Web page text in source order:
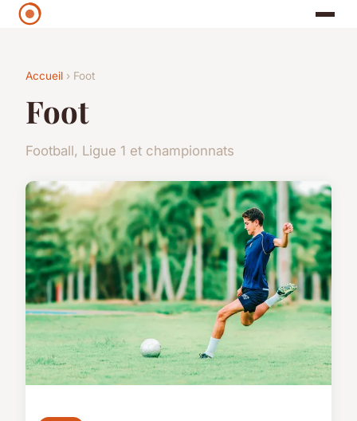
Accueil › Foot
Foot
Football, Ligue 1 et championnats